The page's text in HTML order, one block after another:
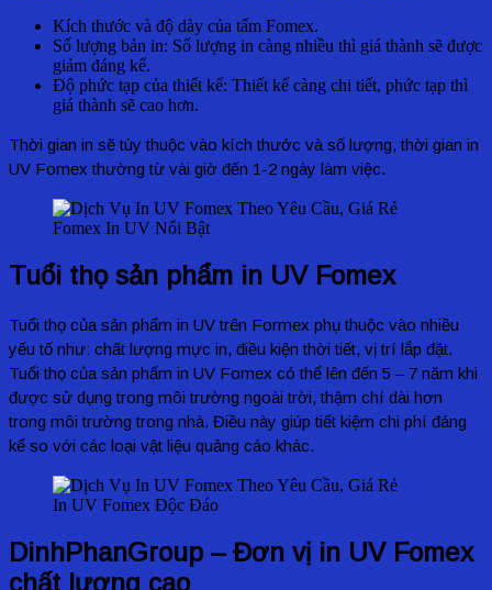
Kích thước và độ dày của tấm Fomex.
Số lượng bản in: Số lượng in càng nhiều thì giá thành sẽ được
giảm đáng kể.
Độ phức tạp của thiết kế: Thiết kế càng chi tiết, phức tạp thì
giá thành sẽ cao hơn.
Thời gian in sẽ tùy thuộc vào kích thước và số lượng, thời gian in
UV Fomex thường từ vài giờ đến 1-2 ngày làm việc.
Fomex In UV Nổi Bật
Tuổi thọ sản phẩm in UV Fomex
Tuổi thọ của sản phẩm in UV trên Formex phụ thuộc vào nhiều
yếu tố như: chất lượng mực in, điều kiện thời tiết, vị trí lắp đặt.
Tuổi thọ của sản phẩm in UV Fomex có thể lên đến 5 – 7 năm khi
được sử dụng trong môi trường ngoài trời, thậm chí dài hơn
trong môi trường trong nhà. Điều này giúp tiết kiệm chi phí đáng
kể so với các loại vật liệu quảng cáo khác.
In UV Fomex Độc Đáo
DinhPhanGroup – Đơn vị in UV Fomex
chất lượng cao